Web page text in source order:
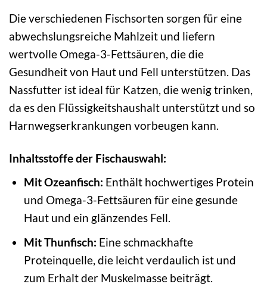
Die verschiedenen Fischsorten sorgen für eine
abwechslungsreiche Mahlzeit und liefern
wertvolle Omega-3-Fettsäuren, die die
Gesundheit von Haut und Fell unterstützen. Das
Nassfutter ist ideal für Katzen, die wenig trinken,
da es den Flüssigkeitshaushalt unterstützt und so
Harnwegserkrankungen vorbeugen kann.
Inhaltsstoffe der Fischauswahl:
Mit Ozeanfisch: Enthält hochwertiges Protein
und Omega-3-Fettsäuren für eine gesunde
Haut und ein glänzendes Fell.
Mit Thunfisch: Eine schmackhafte
Proteinquelle, die leicht verdaulich ist und
zum Erhalt der Muskelmasse beiträgt.